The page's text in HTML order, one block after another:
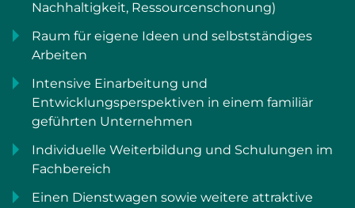
Nachhaltigkeit, Ressourcenschonung)
Raum für eigene Ideen und selbstständiges
Arbeiten
Intensive Einarbeitung und
Entwicklungsperspektiven in einem familiär
geführten Unternehmen
Individuelle Weiterbildung und Schulungen im
Fachbereich
Einen Dienstwagen sowie weitere attraktive